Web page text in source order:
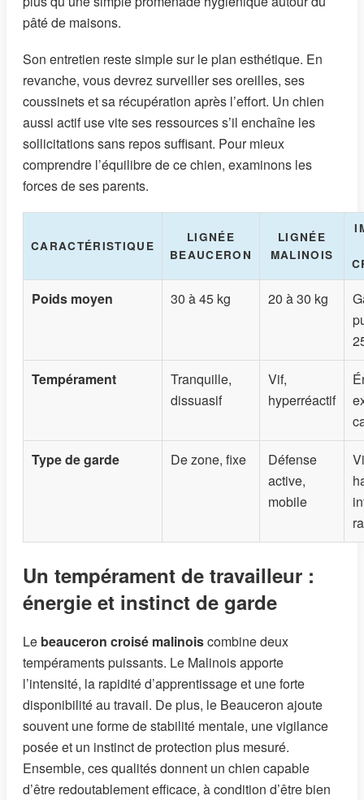
pâté de maisons.
Son entretien reste simple sur le plan esthétique. En
revanche, vous devrez surveiller ses oreilles, ses
coussinets et sa récupération après l’effort. Un chien
aussi actif use vite ses ressources s’il enchaîne les
sollicitations sans repos suffisant. Pour mieux
comprendre l’équilibre de ce chien, examinons les
forces de ses parents.
CARACTÉRISTIQUE
LIGNÉE
BEAUCERON
LIGNÉE
MALINOIS
Poids moyen 30 à 45 kg 20 à 30 kg
Tempérament
Tranquille,
dissuasif
Vif,
hyperréactif
Type de garde De zone, fixe
Défense
active,
mobile
Un tempérament de travailleur :
énergie et instinct de garde
Le beauceron croisé malinoiscombine deux
tempéraments puissants. Le Malinois apporte
l’intensité, la rapidité d’apprentissage et une forte
disponibilité au travail. De plus, le Beauceron ajoute
souvent une forme de stabilité mentale, une vigilance
posée et un instinct de protection plus mesuré.
Ensemble, ces qualités donnent un chien capable
d’être redoutablement efficace, à condition d’être bien